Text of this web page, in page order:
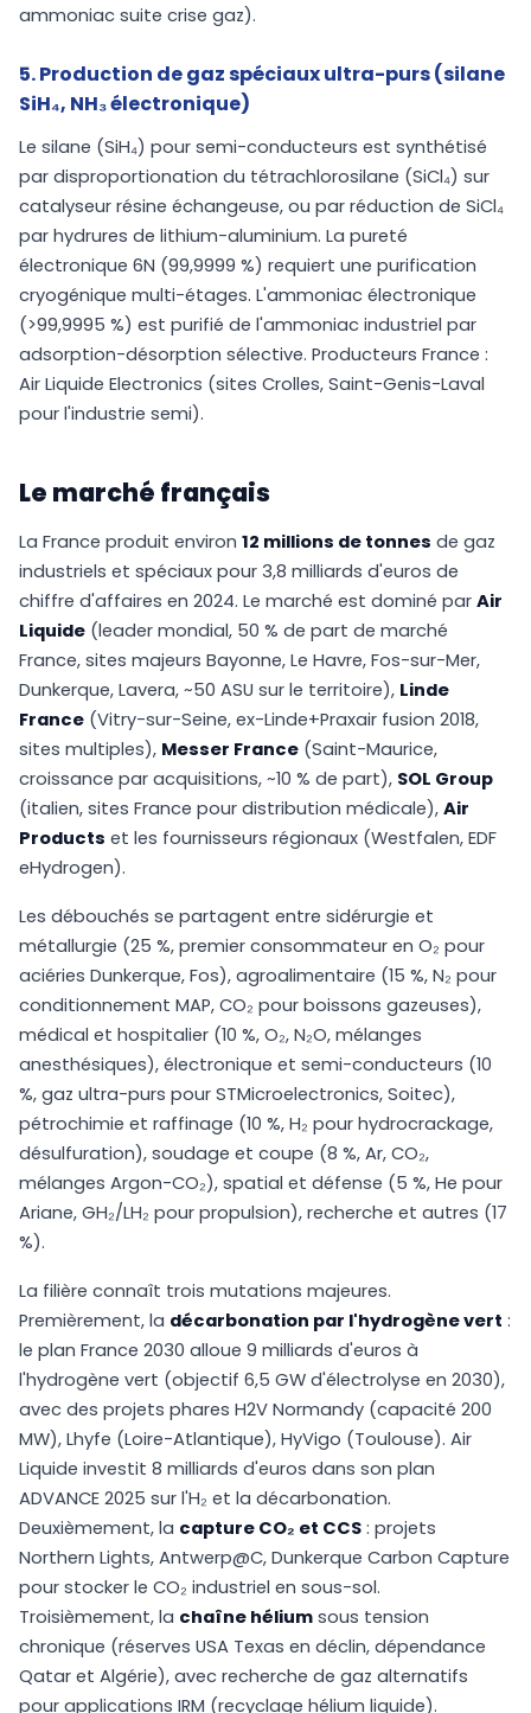
ammoniac suite crise gaz).
5. Production de gaz spéciaux ultra-purs (silane
SiH₄, NH₃ électronique)
Le silane (SiH₄) pour semi-conducteurs est synthétisé
par disproportionation du tétrachlorosilane (SiCl₄) sur
catalyseur résine échangeuse, ou par réduction de SiCl₄
par hydrures de lithium-aluminium. La pureté
électronique 6N (99,9999 %) requiert une purification
cryogénique multi-étages. L'ammoniac électronique
(>99,9995 %) est purifié de l'ammoniac industriel par
adsorption-désorption sélective. Producteurs France :
Air Liquide Electronics (sites Crolles, Saint-Genis-Laval
pour l'industrie semi).
Le marché français
La France produit environ 12 millions de tonnes de gaz
industriels et spéciaux pour 3,8 milliards d'euros de
chiffre d'affaires en 2024. Le marché est dominé par Air
Liquide (leader mondial, 50 % de part de marché
France, sites majeurs Bayonne, Le Havre, Fos-sur-Mer,
Dunkerque, Lavera, ~50 ASU sur le territoire), Linde
France (Vitry-sur-Seine, ex-Linde+Praxair fusion 2018,
sites multiples), Messer France (Saint-Maurice,
croissance par acquisitions, ~10 % de part), SOL Group
(italien, sites France pour distribution médicale), Air
Products et les fournisseurs régionaux (Westfalen, EDF
eHydrogen).
Les débouchés se partagent entre sidérurgie et
métallurgie (25 %, premier consommateur en O₂ pour
aciéries Dunkerque, Fos), agroalimentaire (15 %, N₂ pour
conditionnement MAP, CO₂ pour boissons gazeuses),
médical et hospitalier (10 %, O₂, N₂O, mélanges
anesthésiques), électronique et semi-conducteurs (10
%, gaz ultra-purs pour STMicroelectronics, Soitec),
pétrochimie et raffinage (10 %, H₂ pour hydrocrackage,
désulfuration), soudage et coupe (8 %, Ar, CO₂,
mélanges Argon-CO₂), spatial et défense (5 %, He pour
Ariane, GH₂/LH₂ pour propulsion), recherche et autres (17
%).
La filière connaît trois mutations majeures.
Premièrement, la décarbonation par l'hydrogène vert :
le plan France 2030 alloue 9 milliards d'euros à
l'hydrogène vert (objectif 6,5 GW d'électrolyse en 2030),
avec des projets phares H2V Normandy (capacité 200
MW), Lhyfe (Loire-Atlantique), HyVigo (Toulouse). Air
Liquide investit 8 milliards d'euros dans son plan
ADVANCE 2025 sur l'H₂ et la décarbonation.
Deuxièmement, la capture CO₂ et CCS : projets
Northern Lights, Antwerp@C, Dunkerque Carbon Capture
pour stocker le CO₂ industriel en sous-sol.
Troisièmement, la chaîne hélium sous tension
chronique (réserves USA Texas en déclin, dépendance
Qatar et Algérie), avec recherche de gaz alternatifs
pour applications IRM (recyclage hélium liquide).